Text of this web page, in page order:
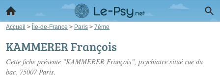
Accueil > Île-de-France > Paris > 7ème
KAMMERER François
Cette fiche présente "KAMMERER François", psychiatre situé rue du
bac, 75007 Paris.